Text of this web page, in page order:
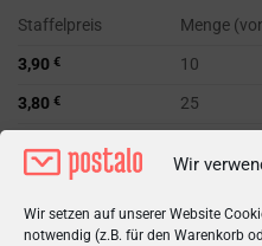
Wir
Wir setzen auf unserer Website
notwendig (z.B. für den Warenkorb
Staffelpreis Menge
3,90 € 10
3,80 € 25
3,20€
3,10€ 250